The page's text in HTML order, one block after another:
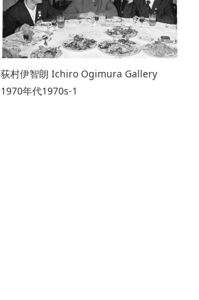
荻村伊智朗 Ichiro Ogimura Gallery
1970年代1970s-1